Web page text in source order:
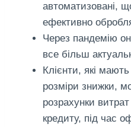
автоматизовані,
ефективно
Через пандемію
все більш
Клієнти, які
розміри знижки,
розрахунки
кредиту, під час